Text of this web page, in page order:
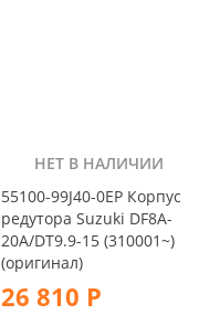
НЕТ В НАЛИЧИИ
55100-99J40-0EP Корпус
редутора Suzuki DF8A-
20A/DT9.9-15 (310001~)
(оригинал)
26 810 Р